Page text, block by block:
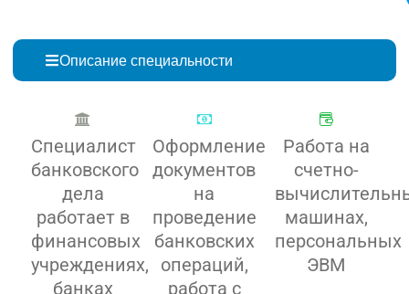
Описание специальности
Специалист
банковского
дела
работает в
финансовых
учреждениях,
банках
Оформление
документов
на
проведение
банковских
операций,
работа с
Работа на
счетно-
машинах,
персональных
ЭВМ